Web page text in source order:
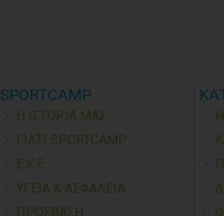
SPORTCAMP
Η ΙΣΤΟΡΙΑ ΜΑΣ
ΓΙΑΤΙ SPORTCAMP
Ε.Κ.Ε.
ΥΓΕΙΑ & ΑΣΦΑΛΕΙΑ
ΠΡΟΣΒΑΣΗ